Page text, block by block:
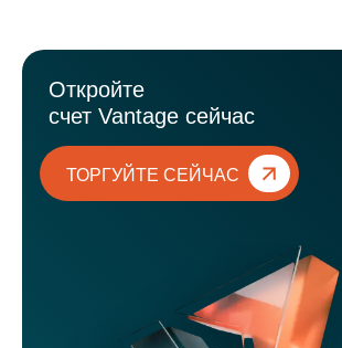
Откройте
счет Vantage сейчас
ТОРГУЙТЕ СЕЙЧАС